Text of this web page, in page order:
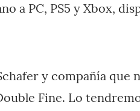
a PC, PS5 y Xbox,
y compañía que
Fine. Lo